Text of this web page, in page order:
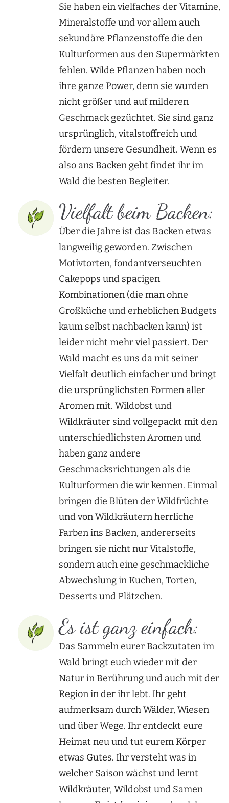
Sie haben ein vielfaches der Vitamine,
Mineralstoffe und vor allem auch
sekundäre Pflanzenstoffe die den
Kulturformen aus den Supermärkten
fehlen. Wilde Pflanzen haben noch
ihre ganze Power, denn sie wurden
nicht größer und auf milderen
Geschmack gezüchtet. Sie sind ganz
ursprünglich, vitalstoffreich und
fördern unsere Gesundheit. Wenn es
also ans Backen geht findet ihr im
Wald die besten Begleiter.
Vielfalt beim Backen:
Über die Jahre ist das Backen etwas
langweilig geworden. Zwischen
Motivtorten, fondantverseuchten
Cakepops und spacigen
Kombinationen (die man ohne
Großküche und erheblichen Budgets
kaum selbst nachbacken kann) ist
leider nicht mehr viel passiert. Der
Wald macht es uns da mit seiner
Vielfalt deutlich einfacher und bringt
die ursprünglichsten Formen aller
Aromen mit. Wildobst und
Wildkräuter sind vollgepackt mit den
unterschiedlichsten Aromen und
haben ganz andere
Geschmacksrichtungen als die
Kulturformen die wir kennen. Einmal
bringen die Blüten der Wildfrüchte
und von Wildkräutern herrliche
Farben ins Backen, andererseits
bringen sie nicht nur Vitalstoffe,
sondern auch eine geschmackliche
Abwechslung in Kuchen, Torten,
Desserts und Plätzchen.
Es ist ganz einfach:
Das Sammeln eurer Backzutaten im
Wald bringt euch wieder mit der
Natur in Berührung und auch mit der
Region in der ihr lebt. Ihr geht
aufmerksam durch Wälder, Wiesen
und über Wege. Ihr entdeckt eure
Heimat neu und tut eurem Körper
etwas Gutes. Ihr versteht was in
welcher Saison wächst und lernt
Wildkräuter, Wildobst und Samen